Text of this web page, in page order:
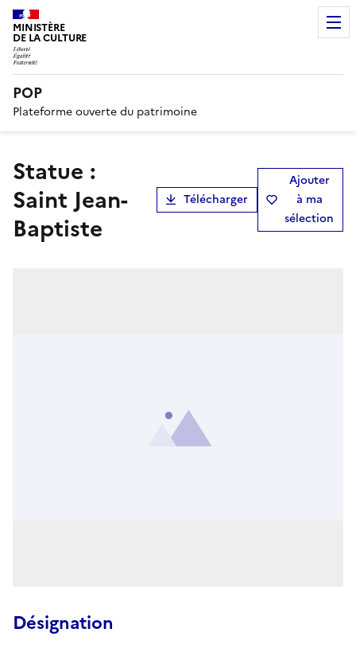
MINISTÈRE
DE LA CULTURE
POP
Plateforme ouverte du patrimoine
statue :
Saint Jean-
Baptiste
Télécharger
Ajouter
à ma
sélection
Désignation